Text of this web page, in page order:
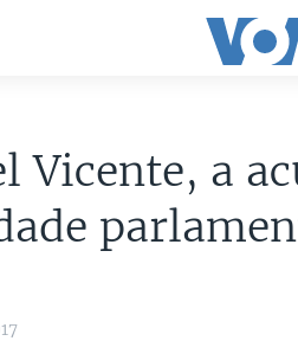
Vicente, a